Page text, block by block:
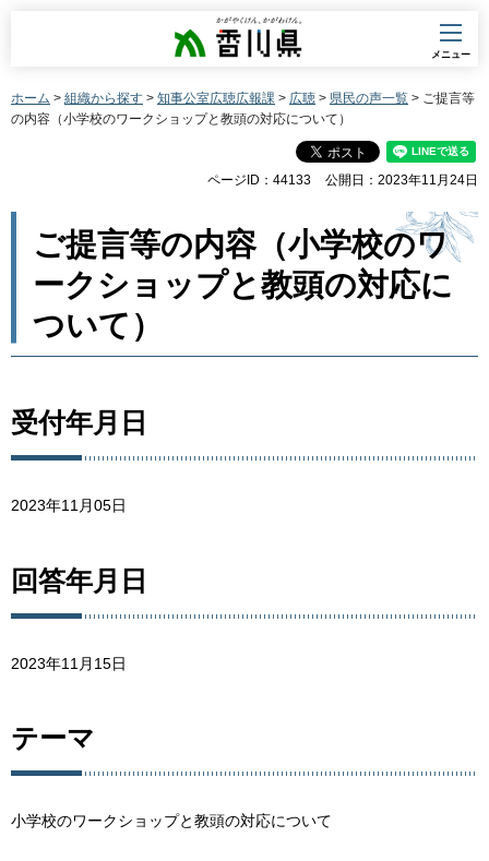
香川県
メニュー
ホーム > 組織から探す > 知事公室広聴広報課 > 広聴 > 県民の声一覧 > ご提言等
の内容（小学校のワークショップと教頭の対応について）
ページID：44133 公開日：2023年11月24日
ご提言等の内容（小学校のワ
ークショップと教頭の対応に
ついて）
受付年月日
2023年11月05日
回答年月日
2023年11月15日
テーマ
小学校のワークショップと教頭の対応について